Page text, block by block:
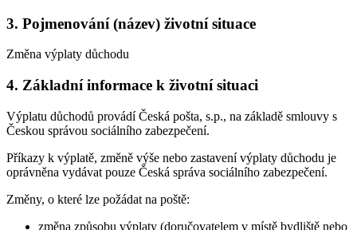
3. Pojmenování (název) životní situace
Změna výplaty důchodu
4. Základní informace k životní situaci
Výplatu důchodů provádí Česká pošta, s.p., na základě smlouvy s
Českou správou sociálního zabezpečení.
Příkazy k výplatě, změně výše nebo zastavení výplaty důchodu je
oprávněna vydávat pouze Česká správa sociálního zabezpečení.
Změny, o které lze požádat na poště:
změna způsobu výplaty (doručovatelem v místě bydliště nebo